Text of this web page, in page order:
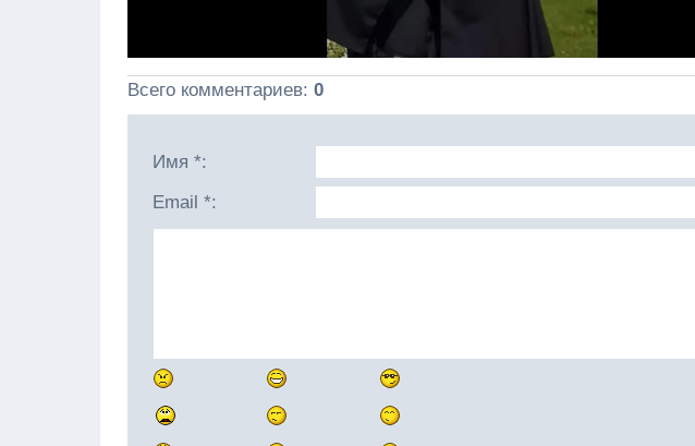
Всего комментариев: 0
Имя *:
Email *: